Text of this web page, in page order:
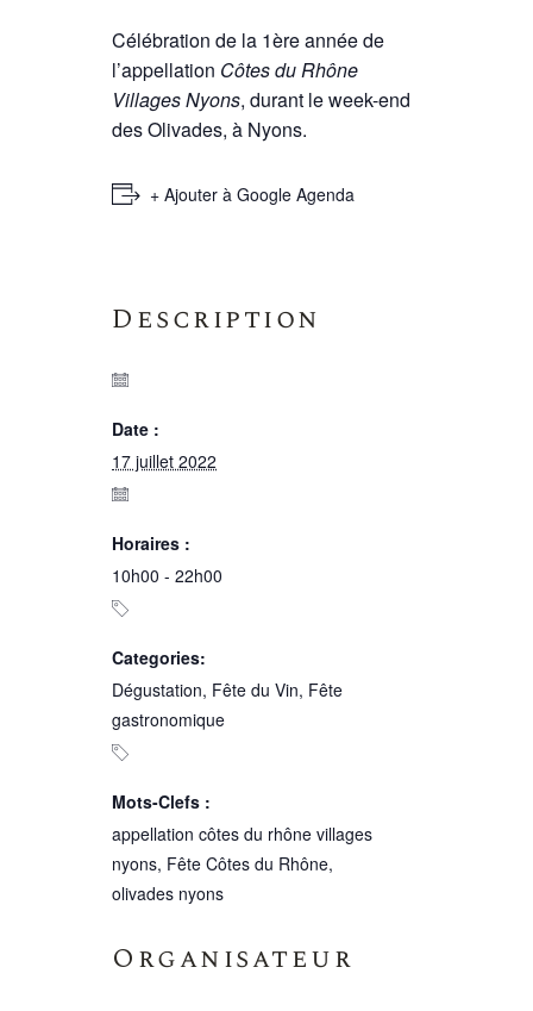
Célébration de la 1ère année de
l’appellation Côtes du Rhône
Villages Nyons, durant le week-end
des Olivades, à Nyons.
+ Ajouter à Google Agenda
Description
Date :
17 juillet 2022
Horaires :
10h00 - 22h00
Categories:
Dégustation, Fête du Vin, Fête
gastronomique
Mots-Clefs :
appellation côtes du rhône villages
nyons, Fête Côtes du Rhône,
olivades nyons
Organisateur